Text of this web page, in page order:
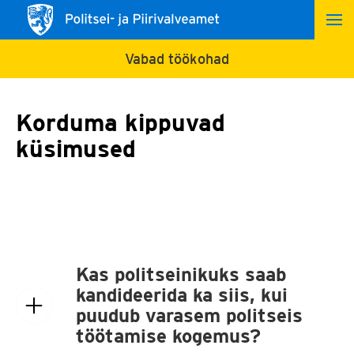
Vabad töökohad
Korduma kippuvad
küsimused
Kas politseinikuks saab
kandideerida ka siis, kui
puudub varasem politseis
töötamise kogemus?